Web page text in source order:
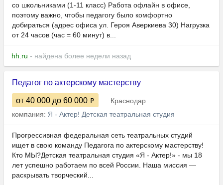
со школьниками (1-11 класс) Работа офлайн в офисе,
поэтому важно, чтобы педагогу было комфортно
добираться (адрес офиса ул. Героя Аверкиева 30) Нагрузка
от 24 часов (час = 60 минут) в...
hh.ru - найдена более недели назад
Педагог по актерскому мастерству
от 40 000 до 60 000
Краснодар
компания: Я - Актер! Детская театральная студия
Прогрессивная федеральная сеть театральных студий
ищет в свою команду Педагога по актерскому мастерству!
Кто МЫ?Детская театральная студия «Я - Актер!» - мы 18
лет успешно работаем по всей России. Наша миссия —
раскрывать творческий...